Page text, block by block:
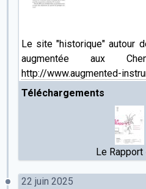
Le site "historique" autour
augmentée aux
http://www.augmented-
Téléchargements
Le
22 juin 2025